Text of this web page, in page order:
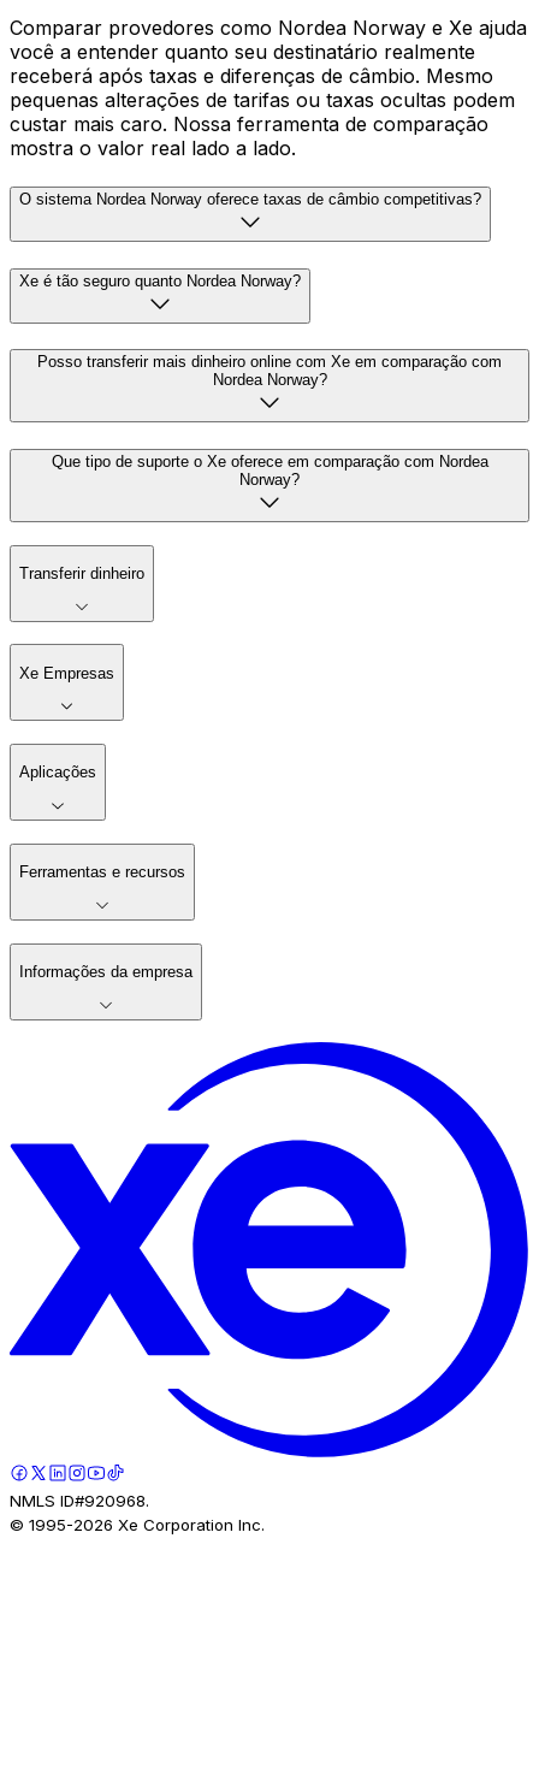
Comparar provedores como Nordea Norway e Xe ajuda
você a entender quanto seu destinatário realmente
receberá após taxas e diferenças de câmbio. Mesmo
pequenas alterações de tarifas ou taxas ocultas podem
custar mais caro. Nossa ferramenta de comparação
mostra o valor real lado a lado.
O sistema Nordea Norway oferece taxas de câmbio competitivas?
Xe é tão seguro quanto Nordea Norway?
Posso transferir mais dinheiro online com Xe em comparação com
Nordea Norway?
Que tipo de suporte o Xe oferece em comparação com Nordea
Norway?
Transferir dinheiro
Xe Empresas
Aplicações
Ferramentas e recursos
Informações da empresa
NMLS ID#920968.
© 1995-2026 Xe Corporation Inc.